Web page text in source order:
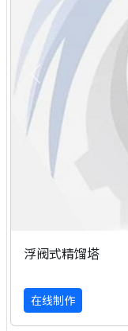
浮阀式精馏塔
在线制作